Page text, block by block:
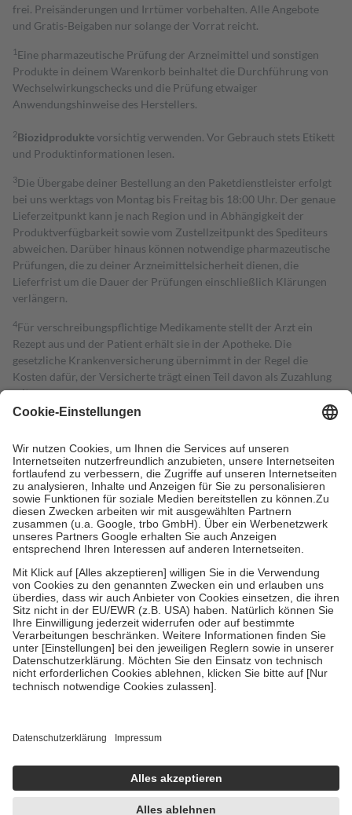
frei. Preisänderungen und Irrtümer vorbehalten. Alle Angebote
und Gratis-Beigaben nur solange der Vorrat reicht.
1 Eine pharmazeutische Prüfung der Arzneimittel und sonstigen
Produkte in deinem Warenkorb beinhaltet die Durchführung von
Wechselwirkungschecks und die Prüfung etwaiger
Anwendungshinweise des Herstellers.
2Biozidproduktevorsichtig verwenden. Vor Gebrauch stets Etikett
und Produktinformationen lesen.
3Die Übergabe deiner Bestellung an den Paketdienstleister erfolgt
bei uns werktags von Montag bis Freitag bis 18:00 Uhr. Der genaue
Lieferzeitpunkt kann je nach Region und in Abhängigkeit der
Produktverfügbarkeit sowie vom Zustellzeitpunkt des Spediteurs
abweichen. Darüber hinaus können notwendige pharmazeutische
Prüfungen, die zu deiner Arzneimittelsicherheit dienen, die
Lieferfrist um die Dauer der Prüfungen einschließlich Klärungen
verlängern.
4Für verschreibungspflichtige Medikamente stellt der Arzt ein
Rezept aus und der Patient erhält sie in der Apotheke. Die
gesetzliche Krankenversicherung übernimmt in der Regel die
Kosten dafür, der Versicherte trägt einen Teil davon als Zuzahlung
mit.
Grundsätzlich leisten Mitglieder Zuzahlungen in Höhe von zehn
höchstens zehn Euro.
Es sind jedoch nie mehr als die tatsächlichen
Kosten der Leistung zu entrichten.
Diese Regeln gelten grundsätzlich auch für Online-Apotheken.
Bei Heilmitteln und häuslicher Krankenpflege beträgt die
Zuzahlung zehn Prozent der Kosten sowie zehn Euro je
Verordnung.
Um das Engagement der Versicherten für ihre eigene Gesundheit zu
stärken und die besondere Stellung der Familie zu unterstützen,
fallenkeine Zuzahlungenan bei:
• Kindern und Jugendlichen bis zum vollendeten 18. Lebensjahr
mit Ausnahme der Fahrkosten
• Untersuchungen zur Vorsorge und Früherkennung, die von der
GKV getragen werden
• empfohlenen Schutzimpfungen
• Harn- und Blutteststreifen
getroffen, um sicherzustellen, dass es sich um echte Bewertungen
https://help.etrusted.com/hc/de/articles/4419944605341
Einige Bilder und Inhalte wurden unter Zuhilfenahme künstlicher